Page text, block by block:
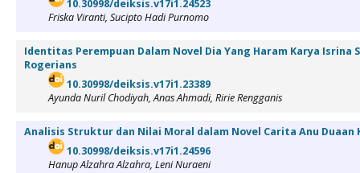
10.30998/deiksis.v17i1.24523
Friska Viranti, Sucipto Hadi Purnomo
Identitas Perempuan Dalam Novel Dia Yang Haram Karya Isrina
Rogerians
10.30998/deiksis.v17i1.23389
Ayunda Nuril Chodiyah, Anas Ahmadi, Ririe Rengganis
Analisis Struktur dan Nilai Moral dalam Novel Carita Anu Duaan
10.30998/deiksis.v17i1.24596
Hanup Alzahra Alzahra, Leni Nuraeni